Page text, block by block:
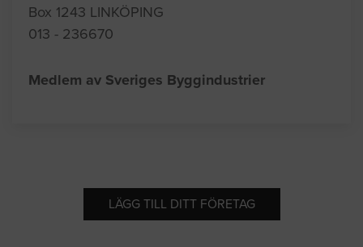
Box 1243 LINKÖPING
013 - 236670
Medlem av Sveriges Byggindustrier
LÄGG TILL DITT FÖRETAG